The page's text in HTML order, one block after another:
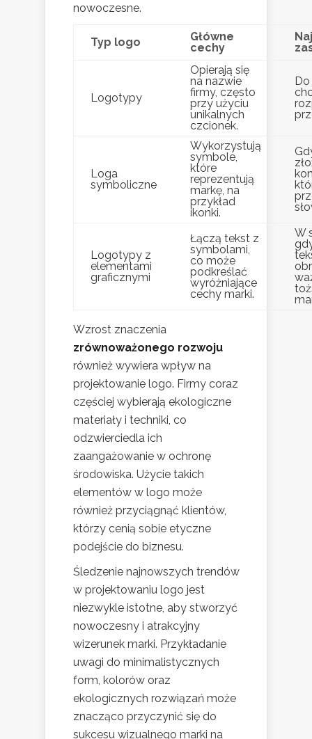
nowoczesne.
Typ logo
Główne
cechy
Logotypy
Opierają się
na nazwie
firmy, często
przy użyciu
unikalnych
czcionek.
Loga
symboliczne
Wykorzystują
symbole,
które
reprezentują
markę, na
przykład
ikonki.
Logotypy z
elementami
graficznymi
Łączą tekst z
symbolami,
co może
podkreślać
wyróżniające
cechy marki.
W
Wzrost znaczenia
zrównoważonego rozwoju
również wywiera wpływ na
projektowanie logo. Firmy coraz
częściej wybierają ekologiczne
materiały i techniki, co
odzwierciedla ich
zaangażowanie w ochronę
środowiska. Użycie takich
elementów w logo może
również przyciągnąć klientów,
którzy cenią sobie etyczne
podejście do biznesu.
Śledzenie najnowszych trendów
w projektowaniu logo jest
niezwykle istotne, aby stworzyć
nowoczesny i atrakcyjny
wizerunek marki. Przykładanie
uwagi do minimalistycznych
form, kolorów oraz
ekologicznych rozwiązań może
znacząco przyczynić się do
sukcesu wizualnego marki na